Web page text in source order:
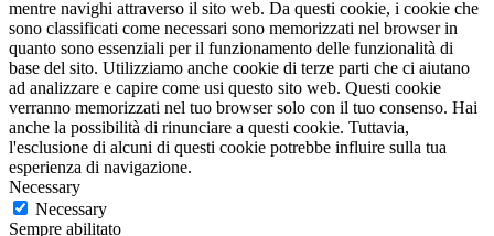
mentre navighi attraverso il sito web. Da questi cookie, i cookie che
sono classificati come necessari sono memorizzati nel browser in
quanto sono essenziali per il funzionamento delle funzionalità di
base del sito. Utilizziamo anche cookie di terze parti che ci aiutano
ad analizzare e capire come usi questo sito web. Questi cookie
verranno memorizzati nel tuo browser solo con il tuo consenso. Hai
anche la possibilità di rinunciare a questi cookie. Tuttavia,
l'esclusione di alcuni di questi cookie potrebbe influire sulla tua
esperienza di navigazione.
Necessary
Necessary
Sempre abilitato